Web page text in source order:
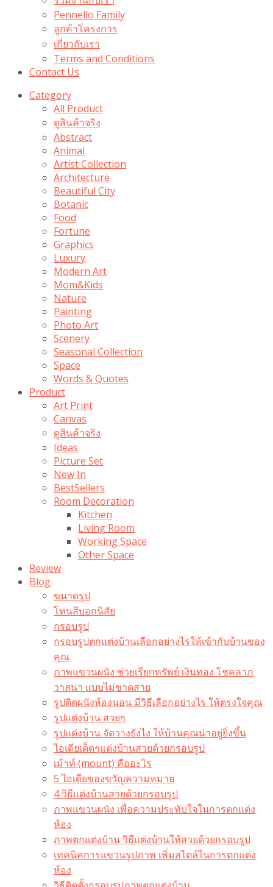
Pennello Family
ลูกค้าโครงการ
เกี่ยวกับเรา
Terms and Conditions
Contact Us
Category
All Product
ดูสินค้าจริง
Abstract
Animal
Artist Collection
Architecture
Beautiful City
Botanic
Food
Fortune
Graphics
Luxury
Modern Art
Mom&Kids
Nature
Painting
Photo Art
Scenery
Seasonal Collection
Space
Words & Quotes
Product
Art Print
Canvas
ดูสินค้าจริง
Ideas
Picture Set
New In
BestSellers
Room Decoration
Kitchen
Living Room
Working Space
Other Space
Review
Blog
ขนาดรูป
โทนสีบอกนิสัย
กรอบรูป
กรอบรูปตกแต่งบ้านเลือกอย่างไรให้เข้ากับบ้านของ
คุณ
ภาพแขวนผนัง ช่วยเรียกทรัพย์ เงินทอง โชคลาภ
วาสนา แบบไม่ขาดสาย
รูปติดผนังห้องนอน มีวิธีเลือกอย่างไร ให้ตรงใจคุณ
รูปแต่งบ้าน สวยๆ
รูปแต่งบ้าน จัดวางยังไง ให้บ้านคุณน่าอยู่ยิ่งขึ้น
ไอเดียเด็ดๆแต่งบ้านสวยด้วยกรอบรูป
เม้าท์ (mount) คืออะไร​
5 ไอเดียของขวัญความหมาย
4 วิธีแต่งบ้านสวยด้วยกรอบรูป
ภาพแขวนผนัง เพื่อความประทับใจในการตกแต่ง
ห้อง
ภาพตกแต่งบ้าน วิธีแต่งบ้านให้สวยด้วยกรอบรูป
เทคนิคการแขวนรูปภาพ เพิ่มสไตล์ในการตกแต่ง
ห้อง